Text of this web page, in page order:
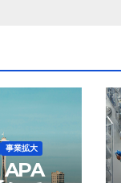
事業拡大
APA